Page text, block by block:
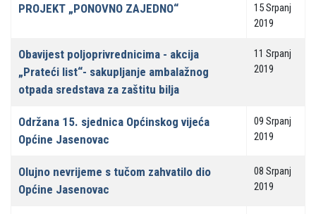
PROJEKT „PONOVNO ZAJEDNO“
15 Srpanj
2019
Obavijest poljoprivrednicima - akcija
„Prateći list“- sakupljanje ambalažnog
otpada sredstava za zaštitu bilja
11 Srpanj
2019
Održana 15. sjednica Općinskog vijeća
Općine Jasenovac
09 Srpanj
2019
Olujno nevrijeme s tučom zahvatilo dio
Općine Jasenovac
08 Srpanj
2019